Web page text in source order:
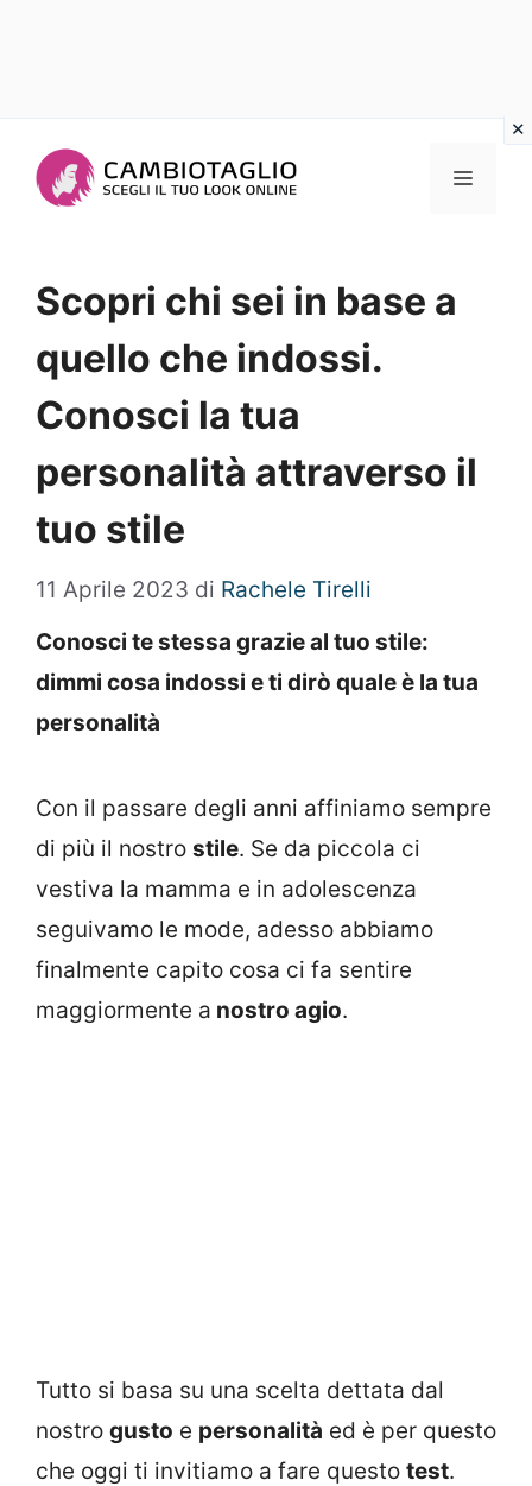
Menu
Scopri chi sei in base a
quello che indossi.
Conosci la tua
personalità attraverso il
tuo stile
11 Aprile 2023 di Rachele Tirelli
Conosci te stessa grazie al tuo stile:
dimmi cosa indossi e ti dirò quale è la tua
personalità
Con il passare degli anni affiniamo sempre
di più il nostro stile. Se da piccola ci
vestiva la mamma e in adolescenza
seguivamo le mode, adesso abbiamo
finalmente capito cosa ci fa sentire
maggiormente a nostro agio.
Tutto si basa su una scelta dettata dal
nostro gusto e personalità ed è per questo
che oggi ti invitiamo a fare questo test.